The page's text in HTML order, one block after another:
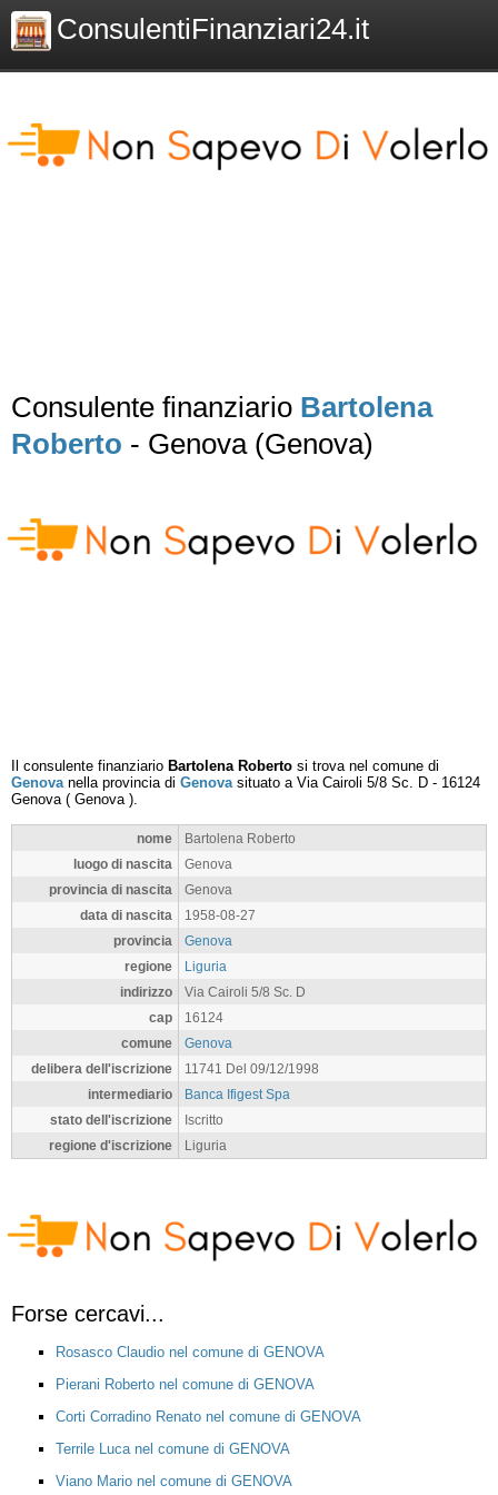
ConsulentiFinanziari24.it
Consulente finanziario Bartolena
Roberto - Genova (Genova)
Il consulente finanziario Bartolena Roberto si trova nel comune di
Genovanella provincia di Genovasituato a Via Cairoli 5/8 Sc. D - 16124
Genova( Genova).
nome
Bartolena Roberto
luogo di nascita
Genova
provincia di nascita
Genova
data di nascita
1958-08-27
provincia
Genova
regione
Liguria
indirizzo
Via Cairoli 5/8 Sc. D
cap
16124
comune
Genova
delibera dell'iscrizione
11741 Del 09/12/1998
intermediario
Banca Ifigest Spa
stato dell'iscrizione
Iscritto
regione d'iscrizione
Liguria
Forse cercavi...
Rosasco Claudio nel comune di GENOVA
Pierani Roberto nel comune di GENOVA
Corti Corradino Renato nel comune di GENOVA
Terrile Luca nel comune di GENOVA
Viano Mario nel comune di GENOVA